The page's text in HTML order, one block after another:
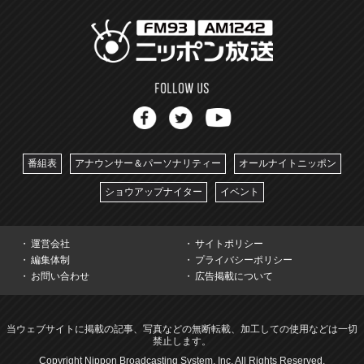
番組表 アナウンサー＆パーソナリティー オールナイトニッポン
ショウアップナイター イベント
運営会社
サイトポリシー
編集体制
プライバシーポリシー
お問い合わせ
広告掲載について
当ウェブサイトに掲載の記事、写真などの無断転載、加工しての使用などは一切
禁止します。
Copyright Nippon Broadcasting System, Inc. All Rights Reserved.